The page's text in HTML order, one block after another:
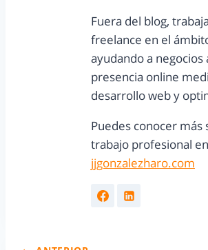
Fuera del blog,
freelance en el
ayudando a negocios
presencia online
desarrollo web y
Puedes conocer más
trabajo profesional en
jjgonzalezharo.com